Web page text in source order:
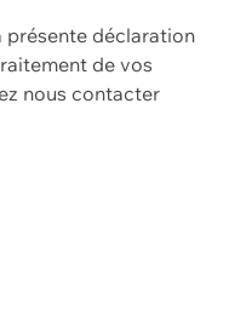
présente déclaration
de vos
nous contacter